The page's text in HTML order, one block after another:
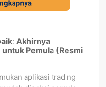
Akhirnya
Pemula (Resmi
aplikasi trading